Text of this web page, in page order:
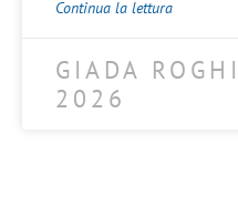
Continua la lettura
GIADA ROGHI
2026